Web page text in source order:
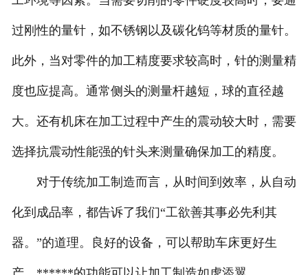
过刚性的量针，如不锈钢以及碳化钨等材质的量针。
此外，当对零件的加工精度要求较高时，针的测量精
度也应提高。通常侧头的测量杆越短，球的直径越
大。还有机床在加工过程中产生的震动较大时，需要
选择抗震动性能强的针头来测量确保加工的精度。
对于传统加工制造而言，从时间到效率，从自动
化到成品率，都告诉了我们“工欲善其事必先利其
器。”的道理。良好的设备，可以帮助车床更好生